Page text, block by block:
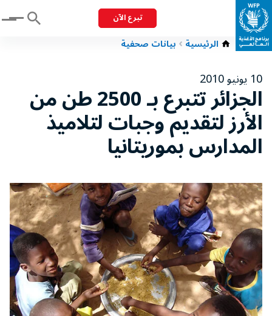
تبرع الآن Menu
الرئيسية بيانات صحفية
10 يونيو 2010 الجزائر تتبرع بـ 2500 طن من
الأرز لتقديم وجبات لتلاميذ
المدارس بموريتانيا